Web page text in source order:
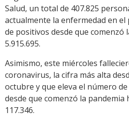
Salud, un total de 407.825
actualmente la enfermedad en
de positivos desde que comenzó
5.915.695.
Asimismo, este miércoles
coronavirus, la cifra más alta
octubre y que eleva el número
desde que comenzó la pandemia
117.346.